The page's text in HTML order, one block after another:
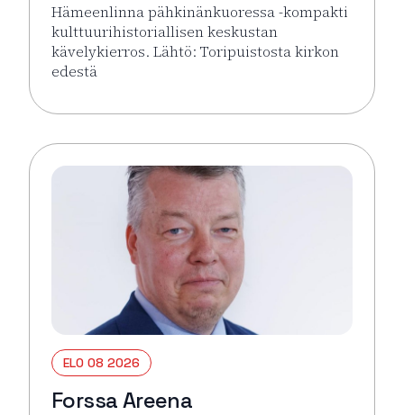
Hämeenlinna pähkinänkuoressa -kompakti
kulttuurihistoriallisen keskustan
kävelykierros. Lähtö: Toripuistosta kirkon
edestä
Lue lisää tapahtumasta Hämeenlinna
ELO 08 2026
Forssa Areena